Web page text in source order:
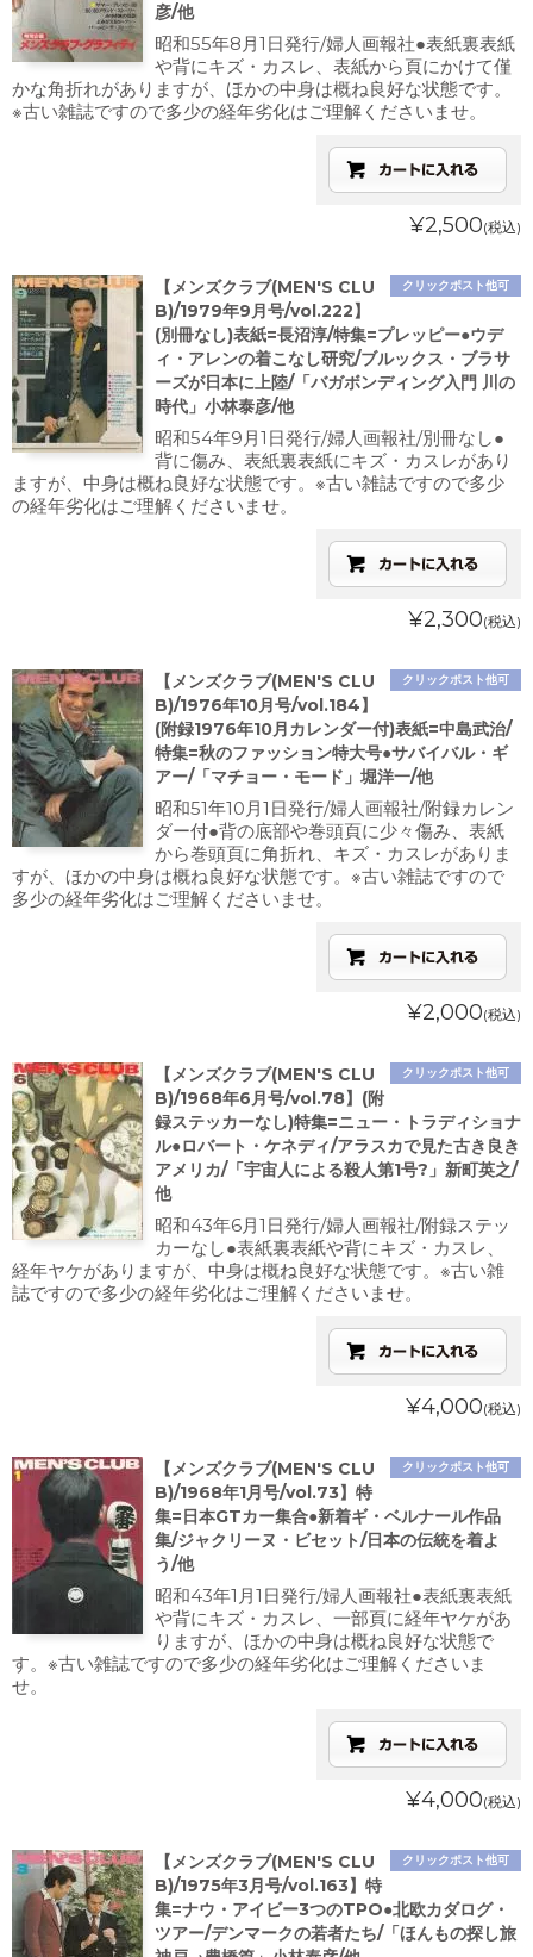
彦/他
昭和55年8月1日発行/婦人画報社●表紙裏表紙
や背にキズ・カスレ、表紙から頁にかけて僅
かな角折れがありますが、ほかの中身は概ね良好な状態です。
※古い雑誌ですので多少の経年劣化はご理解くださいませ。
¥2,500(税込)
クリックポスト他可
【メンズクラブ(MEN'S CLU
B)/1979年9月号/vol.222】
(別冊なし)表紙=長沼淳/特集=プレッピー●ウデ
ィ・アレンの着こなし研究/ブルックス・ブラサ
ーズが日本に上陸/「バガボンディング入門 川の
時代」小林泰彦/他
昭和54年9月1日発行/婦人画報社/別冊なし●
背に傷み、表紙裏表紙にキズ・カスレがあり
ますが、中身は概ね良好な状態です。※古い雑誌ですので多少
の経年劣化はご理解くださいませ。
¥2,300(税込)
クリックポスト他可
【メンズクラブ(MEN'S CLU
B)/1976年10月号/vol.184】
(附録1976年10月カレンダー付)表紙=中島武治/
特集=秋のファッション特大号●サバイバル・ギ
アー/「マチョー・モード」堀洋一/他
昭和51年10月1日発行/婦人画報社/附録カレン
ダー付●背の底部や巻頭頁に少々傷み、表紙
から巻頭頁に角折れ、キズ・カスレがありま
すが、ほかの中身は概ね良好な状態です。※古い雑誌ですので
多少の経年劣化はご理解くださいませ。
¥2,000(税込)
クリックポスト他可
【メンズクラブ(MEN'S CLU
B)/1968年6月号/vol.78】(附
録ステッカーなし)特集=ニュー・トラディショナ
ル●ロバート・ケネディ/アラスカで見た古き良き
アメリカ/「宇宙人による殺人第1号?」新町英之/
他
昭和43年6月1日発行/婦人画報社/附録ステッ
カーなし●表紙裏表紙や背にキズ・カスレ、
経年ヤケがありますが、中身は概ね良好な状態です。※古い雑
誌ですので多少の経年劣化はご理解くださいませ。
¥4,000(税込)
クリックポスト他可
【メンズクラブ(MEN'S CLU
B)/1968年1月号/vol.73】特
集=日本GTカー集合●新着ギ・ベルナール作品
集/ジャクリーヌ・ビセット/日本の伝統を着よ
う/他
昭和43年1月1日発行/婦人画報社●表紙裏表紙
や背にキズ・カスレ、一部頁に経年ヤケがあ
りますが、ほかの中身は概ね良好な状態で
す。※古い雑誌ですので多少の経年劣化はご理解くださいま
せ。
¥4,000(税込)
クリックポスト他可
【メンズクラブ(MEN'S CLU
B)/1975年3月号/vol.163】特
集=ナウ・アイビー3つのTPO●北欧カダログ・
ツアー/デンマークの若者たち/「ほんもの探し旅